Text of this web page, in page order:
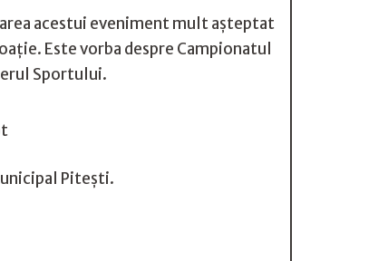
acestui eveniment mult așteptat
Este vorba despre Campionatul
Sportului.
Pitești.